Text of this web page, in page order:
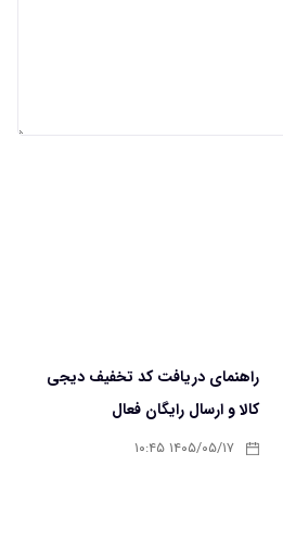
راهنمای دریافت کد تخفیف دیجی
کالا و ارسال رایگان فعال
۱۴۰۵/۰۵/۱۷ ۱۰:۴۵